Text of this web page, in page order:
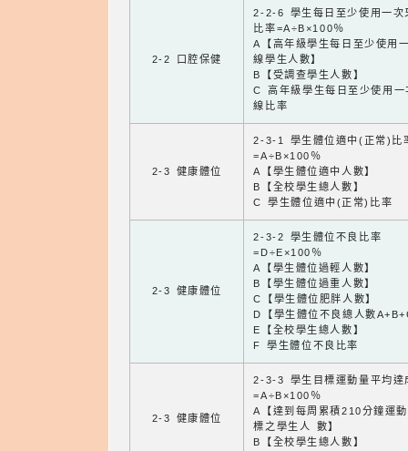
2-2 口腔保健
2-2-6 學生每日至少使用一次
比率=A÷B×100％
A【高年級學生每日至少使用
線學生人數】
B【受調查學生人數】
C 高年級學生每日至少使用一
線比率
2-3 健康體位
2-3-1 學生體位適中(正常)比
=A÷B×100％
A【學生體位適中人數】
B【全校學生總人數】
C 學生體位適中(正常)比率
2-3 健康體位
2-3-2 學生體位不良比率
=D÷E×100％
A【學生體位過輕人數】
B【學生體位過重人數】
C【學生體位肥胖人數】
D【學生體位不良總人數
E【全校學生總人數】
F 學生體位不良比率
2-3 健康體位
2-3-3 學生目標運動量平均達
=A÷B×100％
A【達到每周累積210分鐘運
標之學生人 數】
B【全校學生總人數】